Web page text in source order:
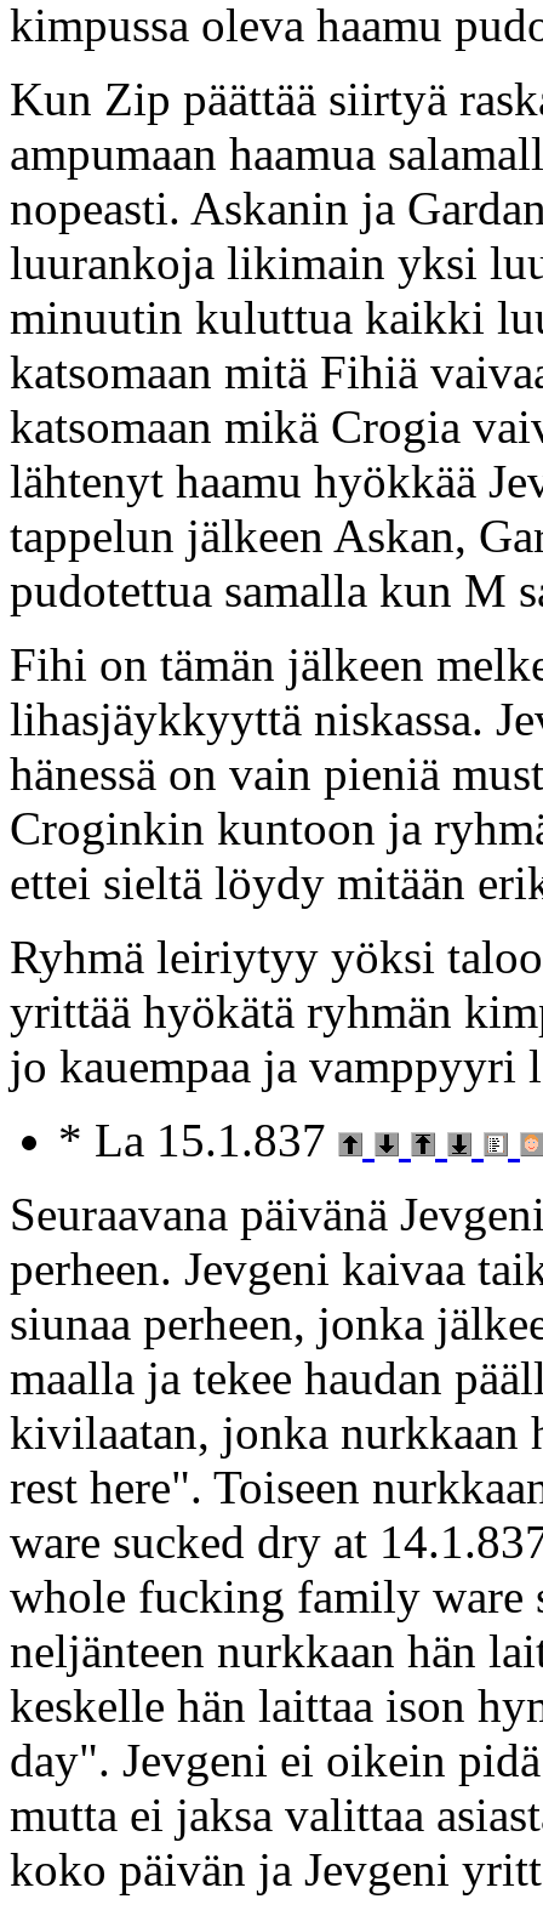
kimpussa oleva haamu
Kun Zip päättää siirtyä
ampumaan haamua
nopeasti. Askanin ja
luurankoja likimain yksi
minuutin kuluttua kaikki
katsomaan mitä Fihiä
katsomaan mikä Crogia
lähtenyt haamu hyökkää
tappelun jälkeen Askan,
pudotettua samalla kun M
Fihi on tämän jälkeen
lihasjäykkyyttä niskassa.
hänessä on vain pieniä
Croginkin kuntoon ja
ettei sieltä löydy mitään
Ryhmä leiriytyy yöksi
yrittää hyökätä ryhmän
jo kauempaa ja vamppyyri
* La 15.1.837
Seuraavana päivänä
perheen. Jevgeni kaivaa
siunaa perheen, jonka
maalla ja tekee haudan
kivilaatan, jonka nurkkaan
rest here". Toiseen
ware sucked dry at
whole fucking family
neljänteen nurkkaan hän
keskelle hän laittaa ison
day". Jevgeni ei oikein
mutta ei jaksa valittaa
koko päivän ja Jevgeni